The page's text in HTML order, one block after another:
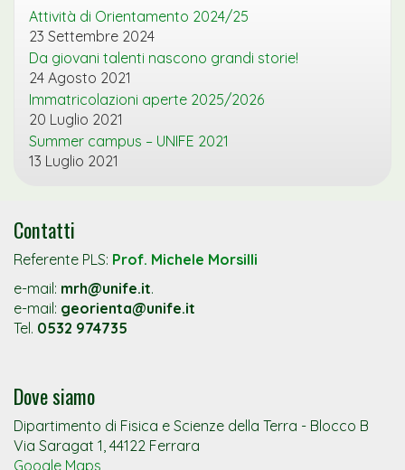
Attività di Orientamento 2024/25
23 Settembre 2024
Da giovani talenti nascono grandi storie!
24 Agosto 2021
Immatricolazioni aperte 2025/2026
20 Luglio 2021
Summer campus – UNIFE 2021
13 Luglio 2021
Contatti
Referente PLS: Prof. Michele Morsilli
e-mail: mrh@unife.it.
e-mail: georienta@unife.it
Tel. 0532 974735
Dove siamo
Dipartimento di Fisica e Scienze della Terra - Blocco B
Via Saragat 1, 44122 Ferrara
Google Maps